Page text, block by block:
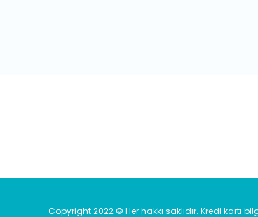
Copyright 2022 © Her hakkı saklıdır. Kredi kartı